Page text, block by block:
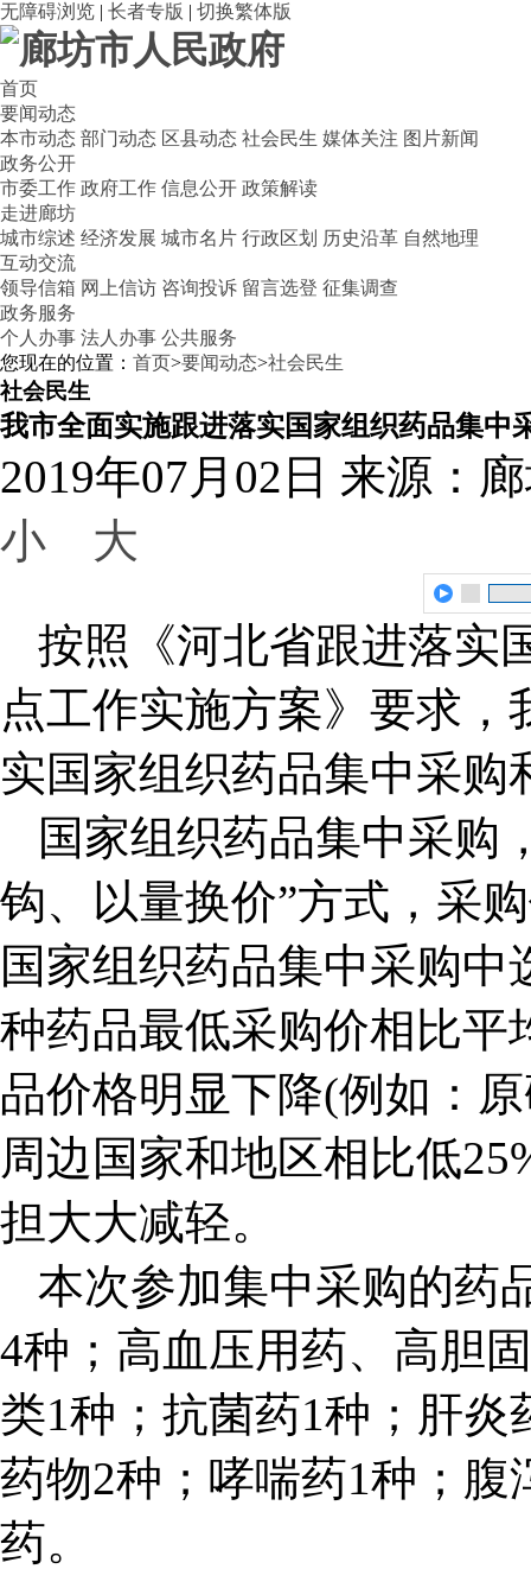
无障碍浏览 | 长者专版 | 切换繁体版
首页
要闻动态
本市动态 部门动态 区县动态 社会民生 媒体关注 图片新闻
政务公开
市委工作 政府工作 信息公开 政策解读
走进廊坊
城市综述 经济发展 城市名片 行政区划 历史沿革 自然地理
互动交流
领导信箱 网上信访 咨询投诉 留言选登 征集调查
政务服务
个人办事 法人办事 公共服务
您现在的位置： 首页>要闻动态>社会民生
社会民生
我市全面实施跟进落实国家组织药品集中
2019年07月02日 来源：
小
大
按照《河北省跟进落实
点工作实施方案》要求
实国家组织药品集中采购
国家组织药品集中采购
钩、以量换价”方式，采
国家组织药品集中采购
种药品最低采购价相比平
品价格明显下降(例如：
周边国家和地区相比低
担大大减轻。
本次参加集中采购的药
4种；高血压用药、高胆
类1种；抗菌药1种；肝
药物2种；哮喘药1种；
药。